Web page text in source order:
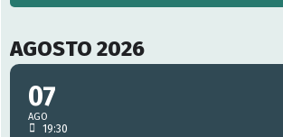
AGOSTO 2026
07
AGO
19:30